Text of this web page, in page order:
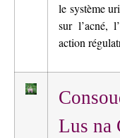
le système
sur l’acné,
action
Lus na